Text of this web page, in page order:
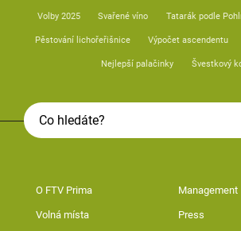
Volby 2025 Svařené víno Tatarák podle
Pěstování lichořeřišnice Výpočet ascendentu
Nejlepší palačinky Švestkový
O FTV Prima Management
Volná místa Press